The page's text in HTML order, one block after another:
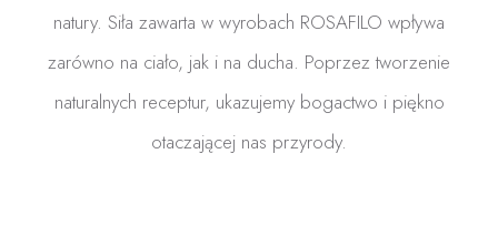
natury. Siła zawarta w wyrobach ROSAFILO wpływa
zarówno na ciało, jak i na ducha. Poprzez tworzenie
naturalnych receptur, ukazujemy bogactwo i piękno
otaczającej nas przyrody.